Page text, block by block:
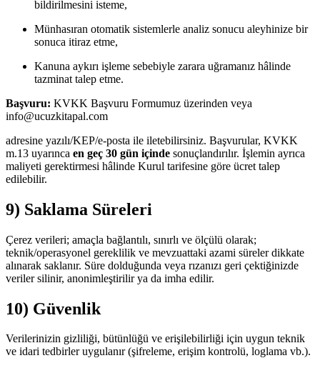
bildirilmesini isteme,
Münhasıran otomatik sistemlerle analiz sonucu aleyhinize bir
sonuca itiraz etme,
Kanuna aykırı işleme sebebiyle zarara uğramanız hâlinde
tazminat talep etme.
Başvuru: KVKK Başvuru Formumuz üzerinden veya
info@ucuzkitapal.com
adresine yazılı/KEP/e-posta ile iletebilirsiniz. Başvurular, KVKK
m.13 uyarınca en geç 30 gün içinde sonuçlandırılır. İşlemin ayrıca
maliyeti gerektirmesi hâlinde Kurul tarifesine göre ücret talep
edilebilir.
9) Saklama Süreleri
Çerez verileri; amaçla bağlantılı, sınırlı ve ölçülü olarak;
teknik/operasyonel gereklilik ve mevzuattaki azami süreler dikkate
alınarak saklanır. Süre dolduğunda veya rızanızı geri çektiğinizde
veriler silinir, anonimleştirilir ya da imha edilir.
10) Güvenlik
Verilerinizin gizliliği, bütünlüğü ve erişilebilirliği için uygun teknik
ve idari tedbirler uygulanır (şifreleme, erişim kontrolü, loglama vb.).